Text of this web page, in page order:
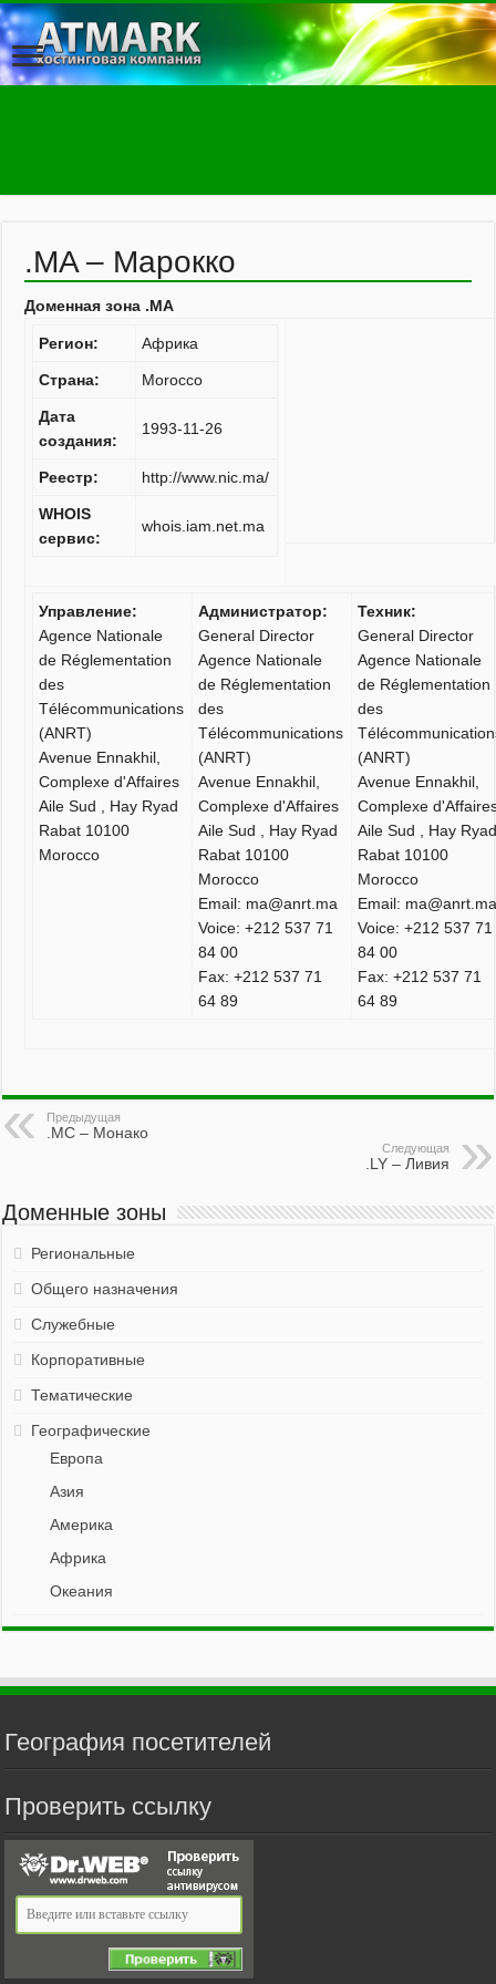
.MA – Марокко
Доменная зона .MA
Регион: Африка
Страна: Morocco
Дата
создания:
1993-11-26
Реестр: http://www.nic.ma/
WHOIS
сервис:
whois.iam.net.ma
Управление:
Agence Nationale
de Réglementation
des
Télécommunications
(ANRT)
Avenue Ennakhil,
Complexe d'Affaires
Aile Sud , Hay Ryad
Rabat 10100
Morocco
Администратор:
General Director
Agence Nationale
de Réglementation
des
Télécommunications
(ANRT)
Avenue Ennakhil,
Complexe d'Affaires
Aile Sud , Hay Ryad
Rabat 10100
Morocco
Email: ma@anrt.ma
Voice: +212 537 71
84 00
Fax: +212 537 71
64 89
Техник:
General Director
Agence Nationale
de Réglementation
des
(ANRT)
Avenue Ennakhil,
Complexe
Aile Sud , Hay
Rabat 10100
Morocco
Email:
Voice: +212 537 71
84 00
Fax: +212 537 71
64 89
Предыдущая
.MC – Монако
Следующая
.LY – Ливия
Доменные зоны
Региональные
Общего назначения
Служебные
Корпоративные
Тематические
Географические
Европа
Азия
Америка
Африка
Океания
География посетителей
Проверить ссылку